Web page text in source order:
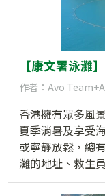
【康文署泳灘
作者：Avo
香港擁有眾多風
夏季消暑及享受
或寧靜放鬆，總
灘的地址、救生